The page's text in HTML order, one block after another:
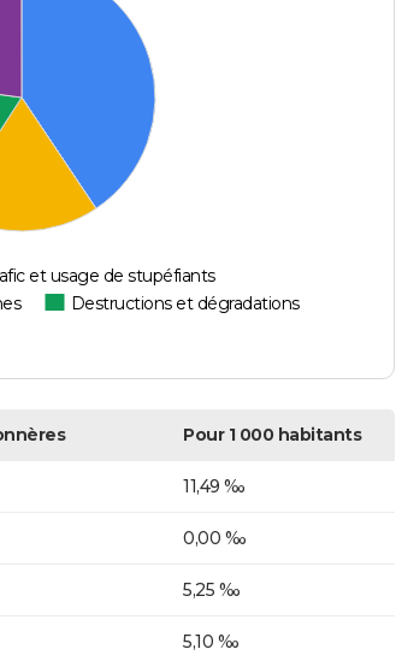
et usage de stupéfiants
Destructions et dégradations
Pour 1 000 habitants
11,49 ‰
0,00 ‰
5,25 ‰
5,10 ‰